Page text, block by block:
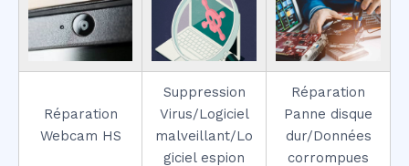
Réparation
Webcam HS
Suppression
Virus/Logiciel
malveillant/Lo
giciel espion
Réparation
Panne disque
dur/Données
corrompues